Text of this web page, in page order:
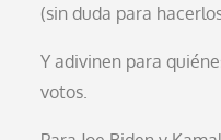
(sin duda para
Y adivinen para
votos.